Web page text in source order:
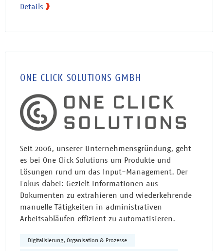
Details
ONE CLICK SOLUTIONS GMBH
Seit 2006, unserer Unternehmensgründung, geht
es bei One Click Solutions um Produkte und
Lösungen rund um das Input-Management. Der
Fokus dabei: Gezielt Informationen aus
Dokumenten zu extrahieren und wiederkehrende
manuelle Tätigkeiten in administrativen
Arbeitsabläufen effizient zu automatisieren.
Digitalisierung, Organisation & Prozesse